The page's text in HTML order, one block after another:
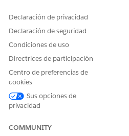
¿RESOLVIÓ ESTE
¡Háganos saber cómo
Declaración de privacidad
Declaración de seguridad
Condiciones de uso
Directrices de participación
Centro de preferencias de
cookies
Sus opciones de
privacidad
COMMUNITY